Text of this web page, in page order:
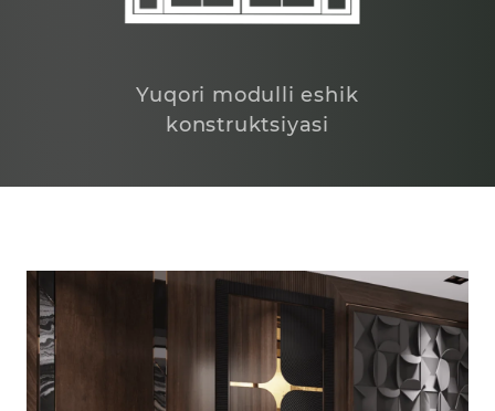
Yuqori modulli eshik
konstruktsiyasi